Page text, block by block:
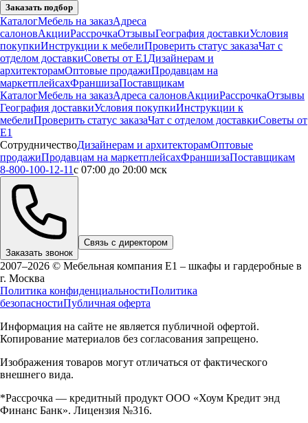
Заказать подбор
КаталогМебель на заказАдреса
салоновАкцииРассрочкаОтзывыГеография доставкиУсловия
покупкиИнструкции к мебелиПроверить статус заказаЧат с
отделом доставкиСоветы от Е1 Дизайнерам и
архитекторамОптовые продажиПродавцам на
маркетплейсахФраншизаПоставщикам
КаталогМебель на заказАдреса салоновАкцииРассрочкаОтзывы
География доставкиУсловия покупкиИнструкции к
мебелиПроверить статус заказаЧат с отделом доставкиСоветы от
Е1
СотрудничествоДизайнерам и архитекторамОптовые
продажиПродавцам на маркетплейсахФраншизаПоставщикам
8-800-100-12-11с 07:00 до 20:00 мск
Заказать звонок
Связь с директором
2007–2026 © Мебельная компания Е1 – шкафы и гардеробные в
г. Москва
Политика конфиденциальностиПолитика
безопасностиПубличная оферта
Информация на сайте не является публичной офертой.
Копирование материалов без согласования запрещено.
Изображения товаров могут отличаться от фактического
внешнего вида.
*Рассрочка — кредитный продукт ООО «Хоум Кредит энд
Финанс Банк». Лицензия №316.